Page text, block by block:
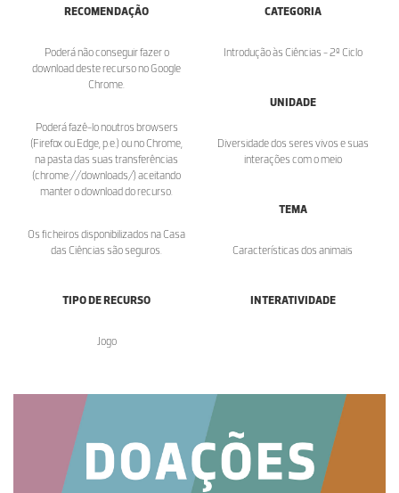
RECOMENDAÇÃO
Poderá não conseguir fazer o
download deste recurso no Google
Chrome.
Poderá fazê-lo noutros browsers
(Firefox ou Edge, p.e.) ou no Chrome,
na pasta das suas transferências
(chrome://downloads/) aceitando
manter o download do recurso.
Os ficheiros disponibilizados na Casa
das Ciências são seguros.
CATEGORIA
Introdução às Ciências - 2º Ciclo
UNIDADE
Diversidade dos seres vivos e suas
interações com o meio
TEMA
Características dos animais
TIPO DE RECURSO
Jogo
INTERATIVIDADE